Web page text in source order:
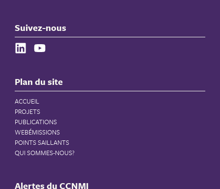
Suivez-nous
Plan du site
ACCUEIL
PROJETS
PUBLICATIONS
WEBÉMISSIONS
POINTS SAILLANTS
QUI SOMMES-NOUS?
Alertes du CCNMI